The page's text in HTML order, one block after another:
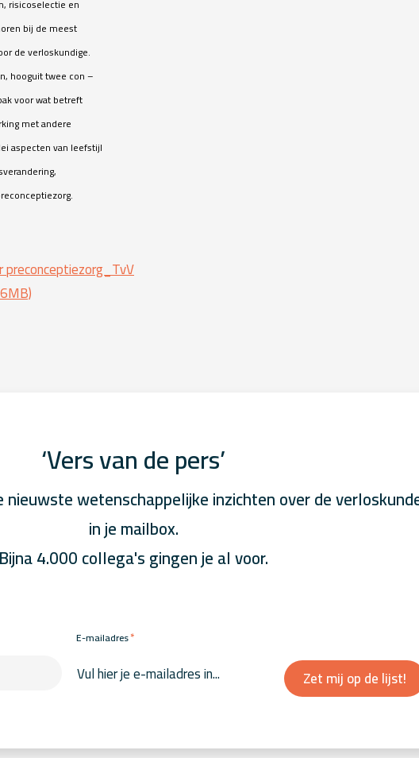
risicoselectie en
bij de meest
de verloskundige.
hooguit twee con –
voor wat betreft
met andere
aspecten van leefstijl
preconceptiezorg_TvV
‘Vers van de pers’
wetenschappelijke inzichten over de
in je mailbox.
Bijna 4.000 collega's gingen je al voor.
E-mailadres*
Zet mij op de lijst!